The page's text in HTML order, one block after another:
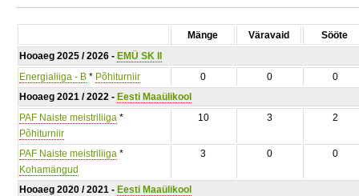
Mänge Väravaid
Sööte
Hooaeg 2025 / 2026 - EMÜ SK II
Energialiiga - B * Põhiturniir 0 0
0
Hooaeg 2021 / 2022 - Eesti Maaülikool
PAF Naiste meistriliiga *
Põhiturniir
10 3 2
PAF Naiste meistriliiga *
Kohamängud
3 0 0
Hooaeg 2020 / 2021 - Eesti Maaülikool